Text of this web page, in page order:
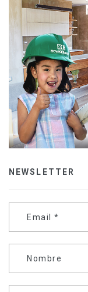
NEWSLETTER
Email *
Nombre